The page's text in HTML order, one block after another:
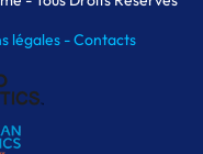
légales -Contacts